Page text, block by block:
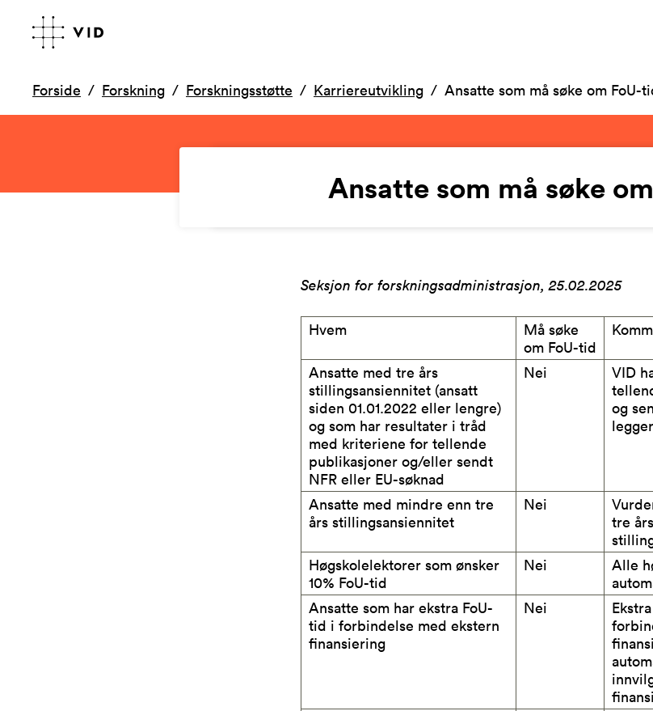
Forside Forskning Forskningsstøtte Karriereutvikling Ansatte som må søke om FoU-
Ansatte som må søke
Seksjon for forskningsadministrasjon, 25.02.2025
Hvem
Må søke
om FoU-tid
Ansatte med tre års
stillingsansiennitet (ansatt
siden 01.01.2022 eller lengre)
og som har resultater i tråd
med kriteriene for tellende
publikasjoner og/eller sendt
NFR eller EU-søknad
Nei
VID
og
Ansatte med mindre enn tre
års stillingsansiennitet
Nei
tre års
Høgskolelektorer som ønsker
10% FoU-tid
Nei
Alle
Ansatte som har ekstra FoU-
tid i forbindelse med ekstern
finansiering
Nei